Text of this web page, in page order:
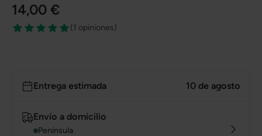
14,00 €
(1 opiniones)
Entrega estimada 10 de agosto
Envío a domicilio
Península